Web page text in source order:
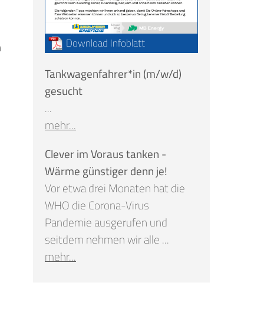
Download Infoblatt
Tankwagenfahrer*in (m/w/d)
gesucht
...
mehr...
Clever im Voraus tanken -
Wärme günstiger denn je!
Vor etwa drei Monaten hat die
WHO die Corona-Virus
Pandemie ausgerufen und
seitdem nehmen wir alle ...
mehr...